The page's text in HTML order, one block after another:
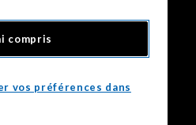
faire
compris
vos préférences dans